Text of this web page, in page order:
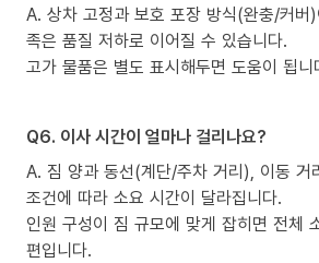
A. 상차 고정과 보호 포장 방식(완충/커버
족은 품질 저하로 이어질 수 있습니다.
고가 물품은 별도 표시해두면 도움이 됩니
Q6. 이사 시간이 얼마나 걸리나요?
A. 짐 양과 동선(계단/주차 거리), 이동 거
조건에 따라 소요 시간이 달라집니다.
인원 구성이 짐 규모에 맞게 잡히면 전체
편입니다.